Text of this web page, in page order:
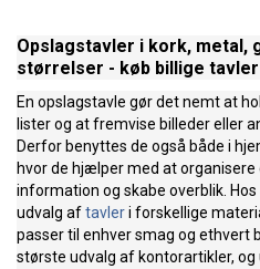
Opslagstavler i kork, metal,
størrelser - køb billige
En opslagstavle gør det nemt at
lister og at fremvise billeder eller
Derfor benyttes de også både i
hvor de hjælper med at organisere
information og skabe overblik.
udvalg aftavleri forskellige
passer til enhver smag og ethvert
største udvalg af kontorartikler,